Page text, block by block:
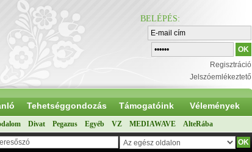
BELÉPÉS:
Regisztráció
Jelszóemlékeztető
Tehetséggondozás Támogatóink Vélemények
Divat Pegazus Egyéb VZ MEDIAWAVE AlteRába